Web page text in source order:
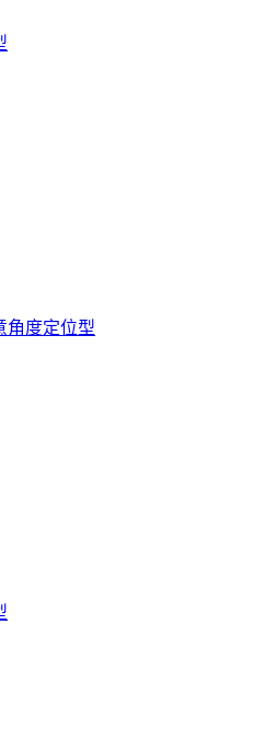
角度定位型